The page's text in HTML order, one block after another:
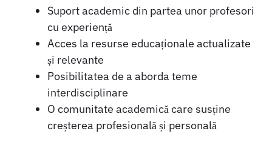
Suport academic din partea unor profesori
cu experiență
Acces la resurse educaționale actualizate
și relevante
Posibilitatea de a aborda teme
interdisciplinare
O comunitate academică care susține
creșterea profesională și personală